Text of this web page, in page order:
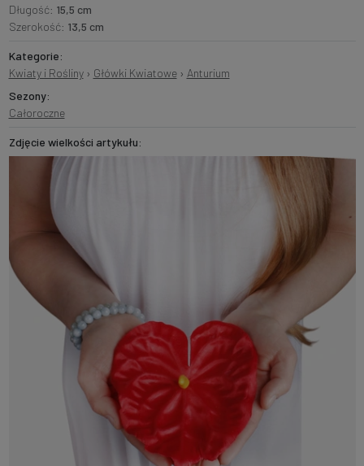
Długość: 15,5 cm
Szerokość: 13,5 cm
Kategorie:
Kwiaty i Rośliny› Główki Kwiatowe› Anturium
Sezony:
Całoroczne
Zdjęcie wielkości artykułu: